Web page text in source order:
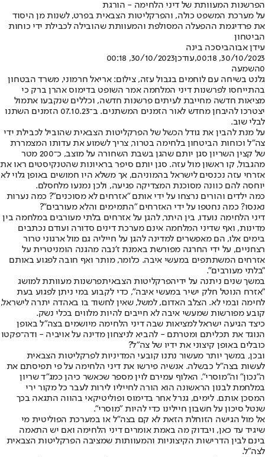
הפרשנות המעוותת של דיני הלחימה - הורגת
על מערכת המשפט כולה, והפרקליטות הצבאית בפרט, לשנות מן היסוד
את פרדיגמת ההפעלה המסולפת והמעוותת שהובילה לכבילת ידי כוחות
הביטחון
עידן אבוהביסכה בינה
30/10/2023, 00:18
,עודכן30/10/2023, 00:18
0השמעה
גלנט בשיחה עם לוחמים בגבול עזה, צילום: אריאל חרמוני, משרד הבטחון
בהתייחסו לפרשנות דיני המלחמה אמר השופט בדימוס אהרן ברק כי
מציאות חדשה מחייבת לעיתים פרשנות חדשה, וכללים שנקבעו אתמול
יצטרכו להיבחן מחדש לאור הזמנים המשתנים. ב־07.10.23 הזמנים השתנו
לבלי שוב.
על מנת להבין את גודל הכשל של הפרקליטות הצבאית שהוביל לכבילת ידי
צה"ל וכוחות הביטחון בלחימה בטרור, צריך לשמוע את עדותו המצמררת
של קצין השריון סגן יותם שהגן בשבת השחורה על מוצב, כ־200 מטר
מהגבול, קו ראשון מול עזה. סגן יותם סיפר בראיונות שהטנקיסטים ראו את
אזרחי עזה נכנסים לישראל בהמוניהם, אך משלא היו חמושים באופן גלוי לא
יוחסה להם כוונה מסוכנת המצדיקה פגיעה, ולכן נמנעו מלחסלם.
כמה ילדים והורים נרצחו על ידי אותם "אזרחים לא מסוכנים"? כמה נערות
נאנסו? כמה נחטפו על ידי האזרחים "התמימים והלא מעורבים"?
דיני הלחימה נועדו, בין היתר, להגן על אזרחים בלתי מעורבים במלחמה בין
מדינות, ואף שדיני המלחמה אינם מערכת דינים סדורה ועודם נכתבים
בימים אלו, הם מאפשרים למדינה להגן על חייליה גם מול ארגוני טרור
רצחניים, על ידי החרגה מפורשת באמנת ז'נבה מהגנה הומניטרית על
אזרחים המשתתפים במעשי איבה. כלומר, מותר ואף חובה לפגוע באותם
"בלתי מעורבים".
במשך שנים ניתנה על ידיהפרקליטות הצבאיתפרשנות מעוותת למושג
"אזרח הנוטל חלק ישיר במעשי איבה", כדי לקבוע במי ניתן לפגוע בעת
לחימה ובמי לא. הצלב האדום, למשל, שאין לחשוד בו באהדה יתרה לישראל,
קובע מפורשות שמעשי איבה לא חייבים להיות מלווים בכלי נשק.
כיצד הגיעה ישראל למציאות שבה דיני הלחימה מיושמים בצה"ל באופן
הנוגד את תכליתם ומטרתם - להביא לניצחון מדינה על אויביה - ודה־פקטו
כובלים באופן קיצוני את ידיו של צה"ל?
ובכן, במשך יותר מעשור נתנו קובעי המדיניות לפרקליטות הצבאית
לעשות בצה"ל כבשלה. אנשיה פירשו את דיני הלחימה על פי תפיסתם את
ה"נכון" וה"מוסרי". האלוף עמירם לוין מספר שכאשר כיהן כמג"ד שריון
במלחמת לבנון הראשונה הוא הורה לחייליו לירות לעבר כל מקור ירי
המסכן אותם. לימים, גנרל אחר בדימוס ופוליטיקאי בהווה התגאה בכך
שנטל סיכון על חשבון חיילינו כדי להיות "מוסרי".
אל מול הגישה הזוחלת הזאת לא קם בצה"ל או במערכת הפוליטית מי
שיגיד עד כאן, ויבדוק מה באמת אומרים דיני הלחימה ואם יש התאמה
בינם לבין הדרישות הקיצוניות והמעוותות שמציבה הפרקליטות הצבאית
לצה"ל.